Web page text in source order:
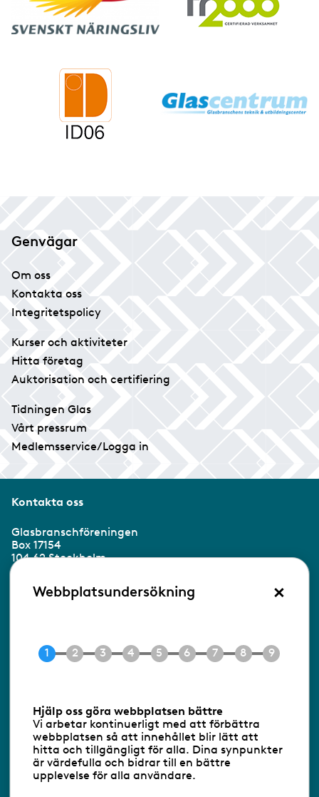
Genvägar
Om oss
Kontakta oss
Integritetspolicy
Kurser och aktiviteter
Hitta företag
Auktorisation och certifiering
Tidningen Glas
Vårt pressrum
Medlemsservice/Logga in
Kontakta oss
Glasbranschföreningen
Box 17154
104 62 Stockholm
Besöksadress:
Ringvägen 100
E-post info@gbf.se
Följ oss via RSS
Databasens namn:www.gbf.se-
Webbplatsundersökning ×
Hjälp oss göra webbplatsen bättre
Vi arbetar kontinuerligt med att förbättra
webbplatsen så att innehållet blir lätt att
hitta och tillgängligt för alla. Dina synpunkter
är värdefulla och bidrar till en bättre
upplevelse för alla användare.